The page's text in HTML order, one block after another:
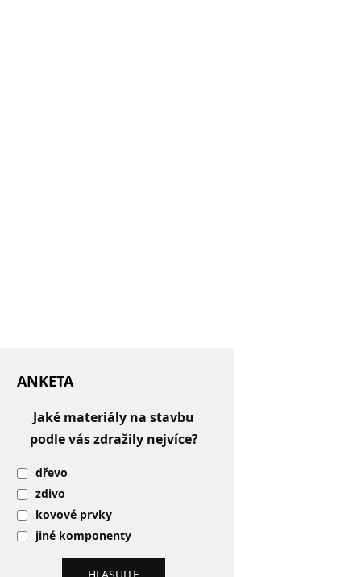
ANKETA
Jaké materiály na stavbu
podle vás zdražily nejvíce?
dřevo
zdivo
kovové prvky
jiné komponenty